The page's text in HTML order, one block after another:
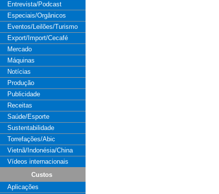
Entrevista/Podcast
Especiais/Orgânicos
Eventos/Leilões/Turismo
Export/Import/Cecafé
Mercado
Máquinas
Notícias
Produção
Publicidade
Receitas
Saúde/Esporte
Sustentabilidade
Torrefações/Abic
Vietnã/Indonésia/China
Vídeos internacionais
Custos
Aplicações